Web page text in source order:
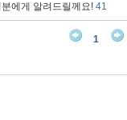
에게 알려드릴께요! 41
1